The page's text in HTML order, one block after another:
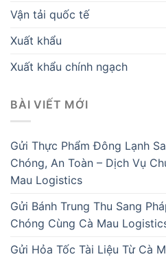
Vận tải quốc tế
Xuất khẩu
Xuất khẩu chính ngạch
BÀI VIẾT MỚI
Gửi Thực Phẩm Đông Lạnh
Chóng, An Toàn – Dịch Vụ
Mau Logistics
Gửi Bánh Trung Thu Sang
Chóng Cùng Cà Mau
Gửi Hỏa Tốc Tài Liệu Từ Cà